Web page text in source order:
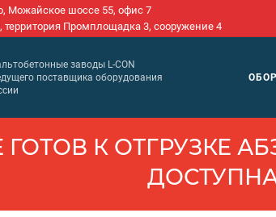
Можайское шоссе 55, офис 7
Промплощадка 3, сооружение 4
заводы L-CON
поставщика оборудования
ГОТОВ К ОТГРУЗКЕ